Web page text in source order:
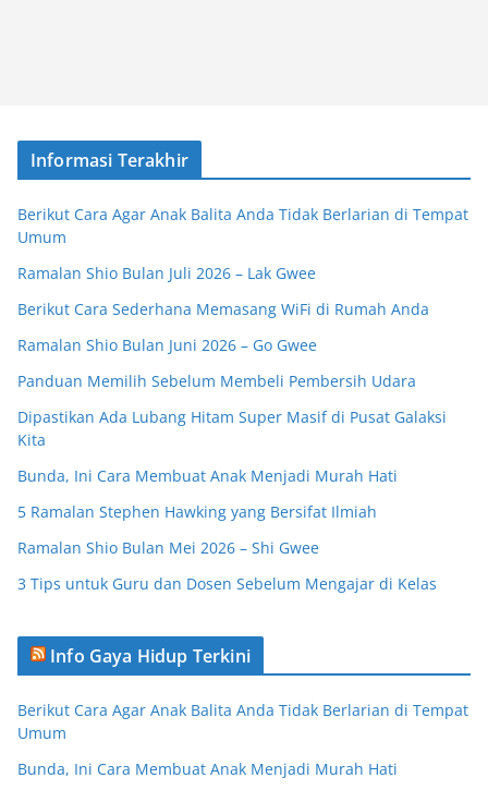
Informasi Terakhir
Berikut Cara Agar Anak Balita Anda Tidak Berlarian di Tempat
Umum
Ramalan Shio Bulan Juli 2026 – Lak Gwee
Berikut Cara Sederhana Memasang WiFi di Rumah Anda
Ramalan Shio Bulan Juni 2026 – Go Gwee
Panduan Memilih Sebelum Membeli Pembersih Udara
Dipastikan Ada Lubang Hitam Super Masif di Pusat Galaksi
Kita
Bunda, Ini Cara Membuat Anak Menjadi Murah Hati
5 Ramalan Stephen Hawking yang Bersifat Ilmiah
Ramalan Shio Bulan Mei 2026 – Shi Gwee
3 Tips untuk Guru dan Dosen Sebelum Mengajar di Kelas
Info Gaya Hidup Terkini
Berikut Cara Agar Anak Balita Anda Tidak Berlarian di Tempat
Umum
Bunda, Ini Cara Membuat Anak Menjadi Murah Hati